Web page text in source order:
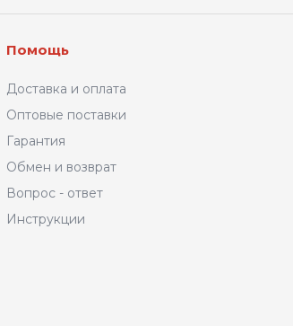
Помощь
Доставка и оплата
Оптовые поставки
Гарантия
Обмен и возврат
Вопрос - ответ
Инструкции